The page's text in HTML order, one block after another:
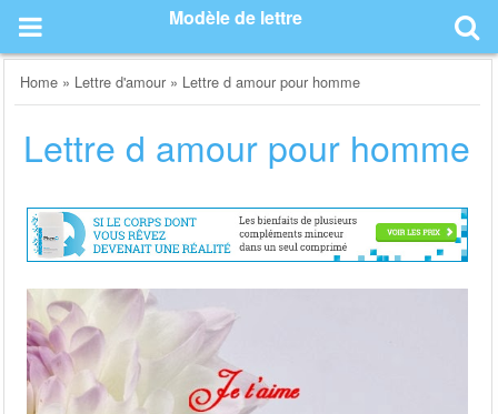
content
Modèle de lettre
Home » Lettre d'amour » Lettre d amour pour homme
Lettre d amour pour homme